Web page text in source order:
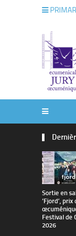
Sortie en
’Fjord’, prix
Festival de
2026